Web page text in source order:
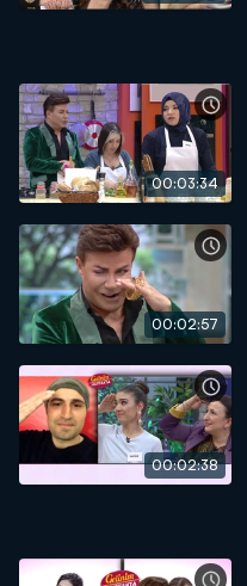
00:03:34
00:02:57
00:02:38